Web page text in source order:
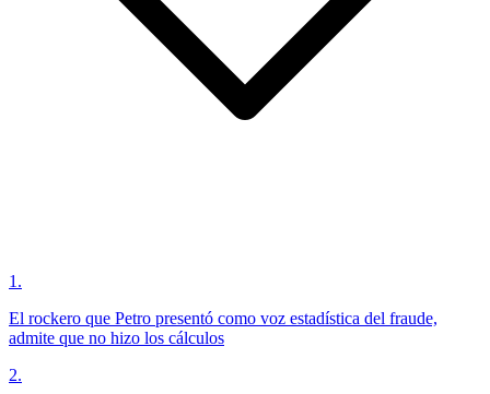
1 .
El rockero que Petro presentó como voz estadística del fraude,
admite que no hizo los cálculos
2.